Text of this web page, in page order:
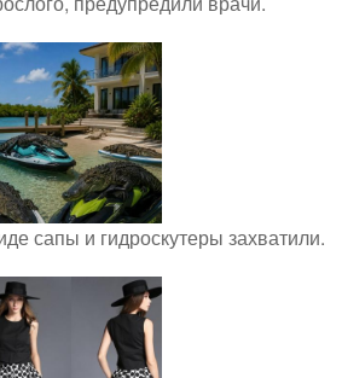
сапы и гидроскутеры захватили.